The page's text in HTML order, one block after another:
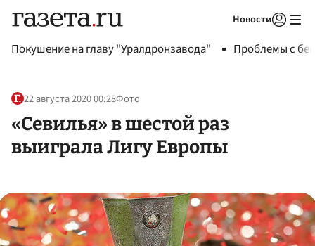
Новости
Покушение на главу "Уралдронзавода" Проблемы с
22 августа 2020 00:28Фото
«Севилья» в шестой раз
выиграла Лигу Европы